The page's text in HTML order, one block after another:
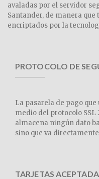
avaladas por el servidor
Santander, de manera
encriptados por la
PROTOCOLO DE
La pasarela de pago
medio del protocolo SSL
almacena ningún dato
sino que va
TARJETAS